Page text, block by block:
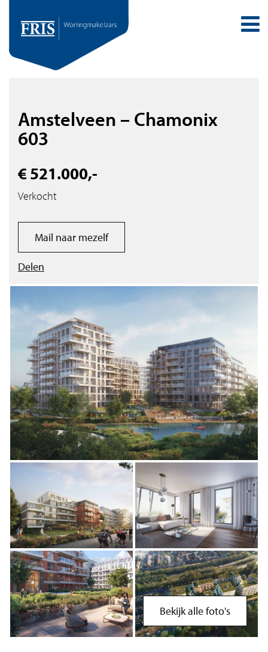
Amstelveen – Chamonix
603
€ 521.000,-
Verkocht
Mail naar mezelf
Delen
Bekijk alle foto's